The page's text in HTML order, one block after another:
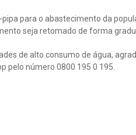
para o abastecimento da
seja retomado de forma
de alto consumo de água,
pelo número 0800 195 0 195.